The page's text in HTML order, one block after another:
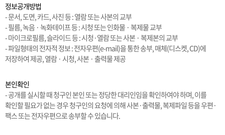
정보공개방법
- 문서, 도면, 카드, 사진 등 : 열람 또는 사본의 교부
- 필름, 녹음 · 녹화테이프 등 : 시청 또는 인화물 · 복제물 교부
- 마이크로필름, 슬라이드 등 : 시청·열람 또는 사본 · 복제본의 교부
- 파일형태의 전자적 정보 : 전자우편(e-mail)을 통한 송부, 매체(디스켓, CD)에
저장하여 제공, 열람 · 시청, 사본 · 출력물 제공
본인확인
- 공개를 실시할 때 청구인 본인 또는 정당한 대리인임을 확인하여야 하며, 이를
확인할 필요가 없는 경우 청구인의 요청에 의해 사본·출력물, 복제파일 등을 우편·
팩스 또는 전자우편으로 송부할 수 있습니다.